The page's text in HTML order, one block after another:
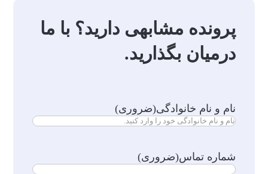
پرونده مشابهی دارید؟ با ما
درمیان بگذارید.
نام و نام خانوادگی(ضروری)
شماره تماس(ضروری)